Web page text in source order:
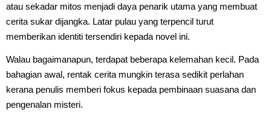
atau sekadar mitos menjadi daya penarik utama yang membuat
cerita sukar dijangka. Latar pulau yang terpencil turut
memberikan identiti tersendiri kepada novel ini.
Walau bagaimanapun, terdapat beberapa kelemahan kecil. Pada
bahagian awal, rentak cerita mungkin terasa sedikit perlahan
kerana penulis memberi fokus kepada pembinaan suasana dan
pengenalan misteri.